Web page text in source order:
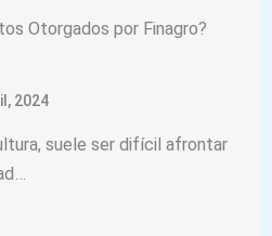
Otorgados por Finagro?
2024
suele ser difícil afrontar